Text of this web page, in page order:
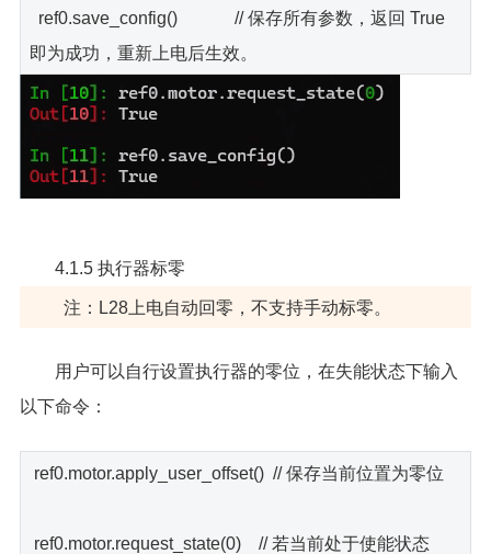
ref0.save_config() // 保存所有参数，返回 True
即为成功，重新上电后生效。
4.1.5 执行器标零
注：L28上电自动回零，不支持手动标零。
用户可以自行设置执行器的零位，在失能状态下输入
以下命令：
ref0.motor.apply_user_offset() // 保存当前位置为零位
ref0.motor.request_state(0) // 若当前处于使能状态